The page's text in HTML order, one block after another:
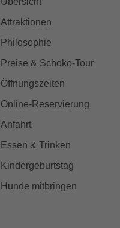
Attraktionen
Philosophie
Preise & Schoko-Tour
Öffnungszeiten
Online-Reservierung
Anfahrt
Essen & Trinken
Kindergeburtstag
Hunde mitbringen